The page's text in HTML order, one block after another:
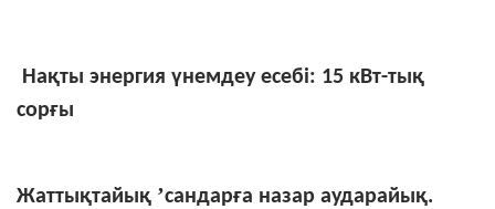
Нақты энергия үнемдеу есебі: 15 кВт-тық
сорғы
Жаттықтайық ’сандарға назар аударайық.